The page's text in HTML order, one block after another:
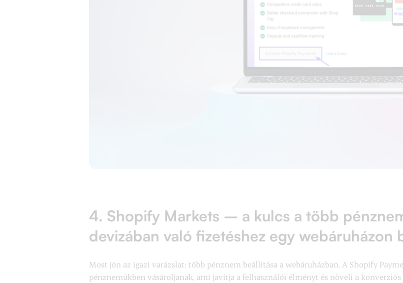
4. Shopify Markets – a kulcs a több
devizában való fizetéshez egy webáruházon
Most jön az igazi varázslat: több pénznem beállítása a webáruházban. A Shopify
pénznemükben vásároljanak, ami javítja a felhasználói élményt és növeli a